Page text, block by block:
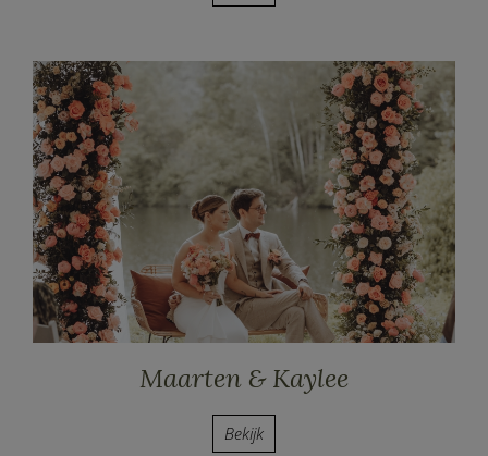
Maarten & Kaylee
Bekijk